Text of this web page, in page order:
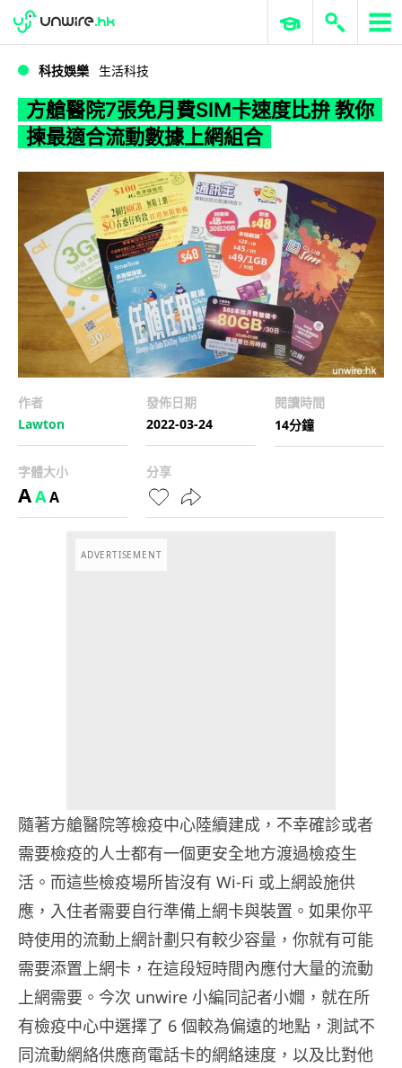
WWDC 2026 ERP 與商業 AI
科技娛樂 生活科技
方艙醫院7張免月費SIM卡速度比拚 教你
揀最適合流動數據上網組合
作者
Lawton
發佈日期
2022-03-24
閱讀時間
14分鐘
字體大小
AAA
分享
ADVERTISEMENT
隨著方艙醫院等檢疫中心陸續建成，不幸確診或者
需要檢疫的人士都有一個更安全地方渡過檢疫生
活。而這些檢疫場所皆沒有 Wi-Fi 或上網設施供
應，入住者需要自行準備上網卡與裝置。如果你平
時使用的流動上網計劃只有較少容量，你就有可能
需要添置上網卡，在這段短時間內應付大量的流動
上網需要。今次 unwire 小編同記者小嫺，就在所
有檢疫中心中選擇了 6 個較為偏遠的地點，測試不
同流動網絡供應商電話卡的網絡速度，以及比對他